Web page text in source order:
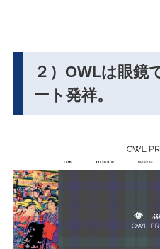
２）OWLは眼鏡
ート発祥。